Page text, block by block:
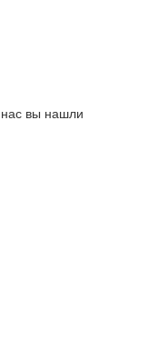
вы нашли